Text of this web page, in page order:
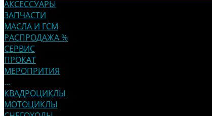
АКСЕССУАРЫ
ЗАПЧАСТИ
МАСЛА И ГСМ
РАСПРОДАЖА %
СЕРВИС
ПРОКАТ
МЕРОПРИТИЯ
...
КВАДРОЦИКЛЫ
МОТОЦИКЛЫ